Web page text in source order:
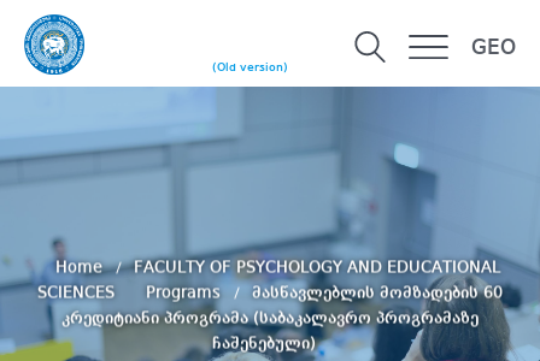
(Old version)
GEO
Home
FACULTY OF PSYCHOLOGY AND EDUCATIONAL
SCIENCES
Programs
მასწავლებლის მომზადების 60
კრედიტიანი პროგრამა (საბაკალავრო პროგრამაზე
ჩაშენებული)